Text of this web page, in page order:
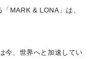
MARK & LONA」は、
今、世界へと加速してい